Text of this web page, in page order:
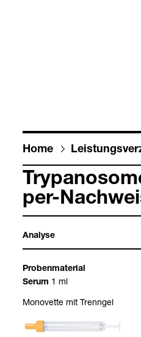
Home
per-​
Ana­lyse
Pro­ben­ma­te­rial
Serum 1 ml
Mono­vette mit Trenn­gel